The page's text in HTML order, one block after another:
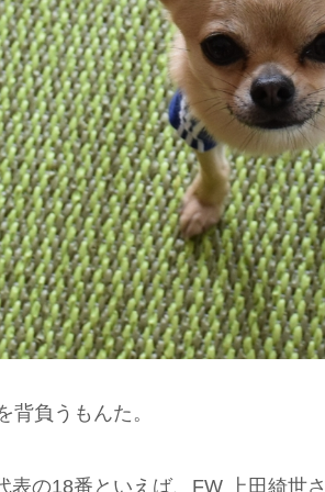
背負うもんた。
表の18番といえば、FW 上田綺世